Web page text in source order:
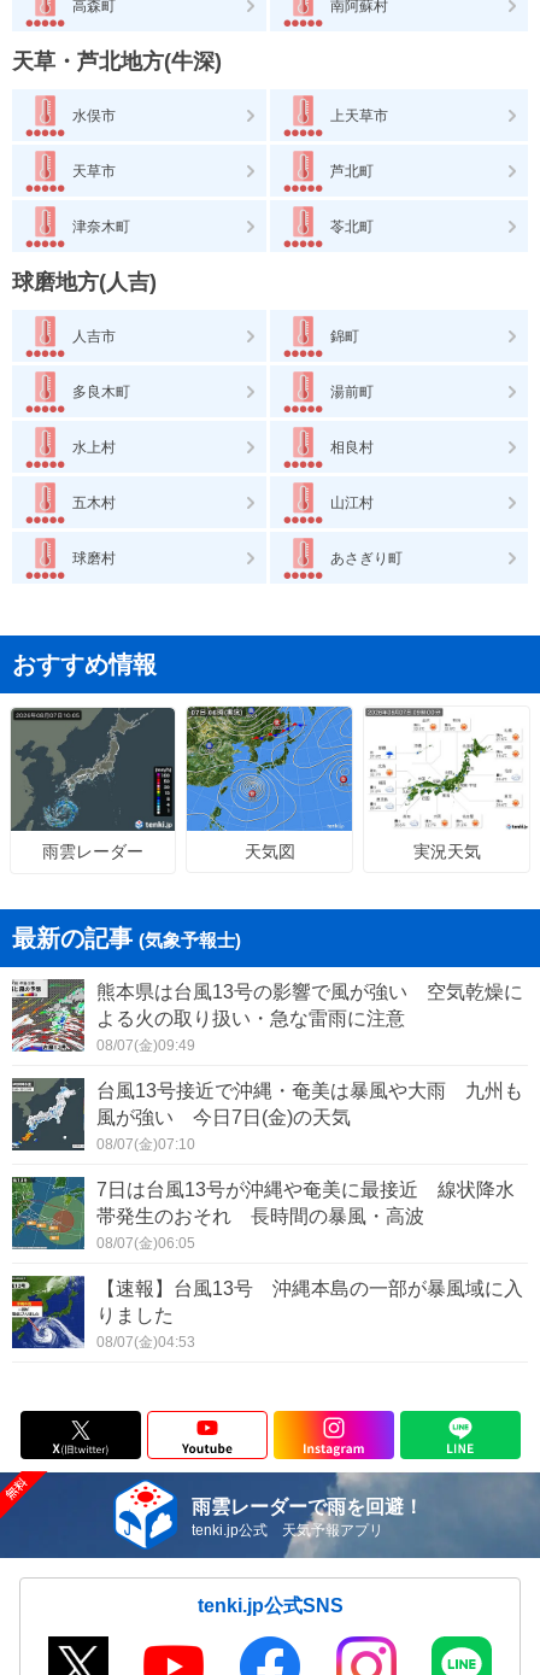
高森町 南阿蘇村
天草・芦北地方(牛深)
水俣市 上天草市
天草市 芦北町
津奈木町 苓北町
球磨地方(人吉)
人吉市 錦町
多良木町 湯前町
水上村 相良村
五木村 山江村
球磨村 あさぎり町
おすすめ情報
雨雲レーダー 天気図 実況天気
最新の記事 (気象予報士)
熊本県は台風13号の影響で風が強い 空気乾燥に
よる火の取り扱い・急な雷雨に注意
08/07(金)09:49
台風13号接近で沖縄・奄美は暴風や大雨 九州も
風が強い 今日7日(金)の天気
08/07(金)07:10
7日は台風13号が沖縄や奄美に最接近 線状降水
帯発生のおそれ 長時間の暴風・高波
08/07(金)06:05
【速報】台風13号 沖縄本島の一部が暴風域に入
りました
08/07(金)04:53
雨雲レーダーで雨を回避！
tenki.jp公式 天気予報アプリ
tenki.jp公式SNS